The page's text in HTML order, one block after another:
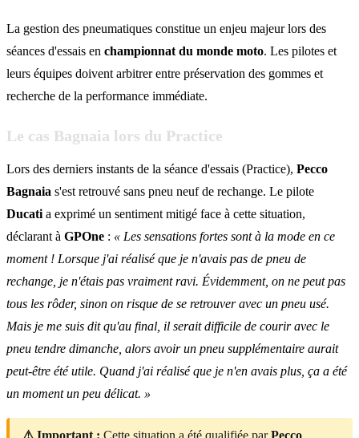
La gestion des pneumatiques constitue un enjeu majeur lors des
séances d'essais en championnat du monde moto. Les pilotes et
leurs équipes doivent arbitrer entre préservation des gommes et
recherche de la performance immédiate.
Le cas Bagnaia lors du Practice
Lors des derniers instants de la séance d'essais (Practice), Pecco
Bagnaia s'est retrouvé sans pneu neuf de rechange. Le pilote
Ducati a exprimé un sentiment mitigé face à cette situation,
déclarant à GPOne : « Les sensations fortes sont à la mode en ce
moment ! Lorsque j'ai réalisé que je n'avais pas de pneu de
rechange, je n'étais pas vraiment ravi. Évidemment, on ne peut pas
tous les rôder, sinon on risque de se retrouver avec un pneu usé.
Mais je me suis dit qu'au final, il serait difficile de courir avec le
pneu tendre dimanche, alors avoir un pneu supplémentaire aurait
peut-être été utile. Quand j'ai réalisé que je n'en avais plus, ça a été
un moment un peu délicat. »
⚠ Important : Cette situation a été qualifiée parPecco